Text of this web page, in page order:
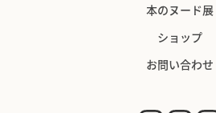
本のヌード展
ショップ
お問い合わせ